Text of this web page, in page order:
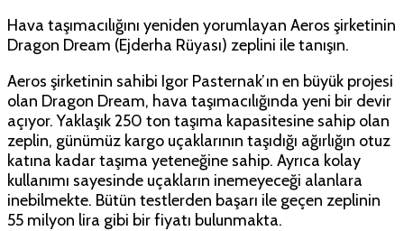
Hava taşımacılığını yeniden yorumlayan Aeros şirketinin
Dragon Dream (Ejderha Rüyası) zeplini ile tanışın.
Aeros şirketinin sahibi Igor Pasternak’ın en büyük projesi
olan Dragon Dream, hava taşımacılığında yeni bir devir
açıyor. Yaklaşık 250 ton taşıma kapasitesine sahip olan
zeplin, günümüz kargo uçaklarının taşıdığı ağırlığın otuz
katına kadar taşıma yeteneğine sahip. Ayrıca kolay
kullanımı sayesinde uçakların inemeyeceği alanlara
inebilmekte. Bütün testlerden başarı ile geçen zeplinin
55 milyon lira gibi bir fiyatı bulunmakta.